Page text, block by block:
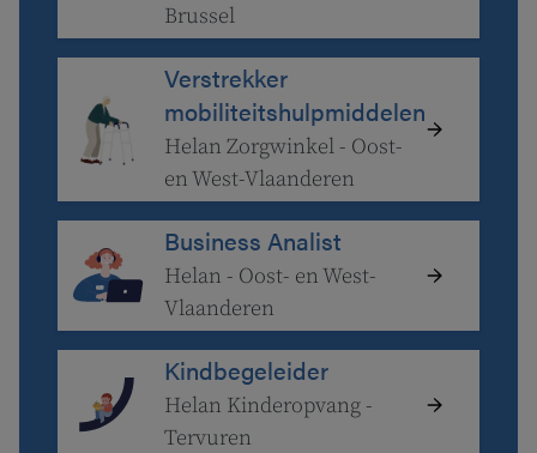
Brussel
Verstrekker
mobiliteitshulpmiddelen
Helan Zorgwinkel - Oost-
en West-Vlaanderen
Business Analist
Helan - Oost- en West-
Vlaanderen
Kindbegeleider
Helan Kinderopvang -
Tervuren